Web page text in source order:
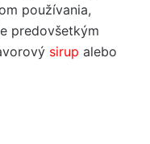
používania,
predovšetkým
sirup alebo